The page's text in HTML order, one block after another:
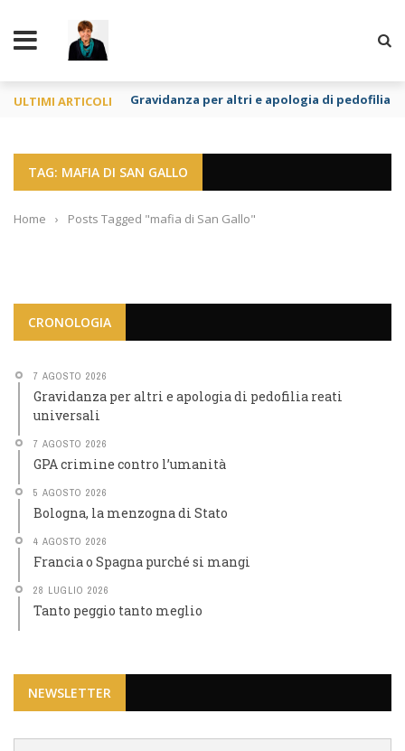
ULTIMI ARTICOLI Gravidanza per altri e apologia di pedofilia
TAG: MAFIA DI SAN GALLO
Home › Posts Tagged "mafia di San Gallo"
CRONOLOGIA
7 AGOSTO 2026
Gravidanza per altri e apologia di pedofilia reati
universali
7 AGOSTO 2026
GPA crimine contro l’umanità
5 AGOSTO 2026
Bologna, la menzogna di Stato
4 AGOSTO 2026
Francia o Spagna purché si mangi
28 LUGLIO 2026
Tanto peggio tanto meglio
NEWSLETTER